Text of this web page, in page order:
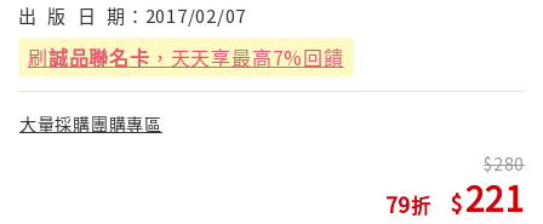
出 版 日 期： 2017/02/07
刷誠品聯名卡 ，天天享最高7%回饋
大量採購團購專區
79
280
221